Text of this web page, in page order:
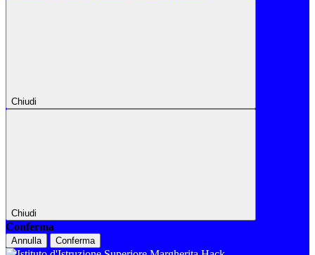
Chiudi
Chiudi
Conferma
Annulla Conferma